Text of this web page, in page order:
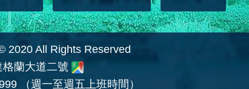
2020 All Rights Reserved
蘭大道二號
（週一至週五上班時間）